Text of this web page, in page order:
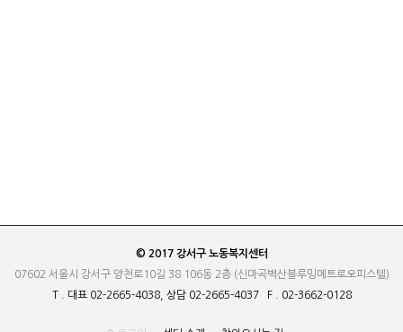
© 2017 강서구 노동복지센터
07602 서울시 강서구 양천로10길 38 106동 2층 (신마곡벽산블루밍메트로오피스텔)
T . 대표 02-2665-4038, 상담 02-2665-4037 F . 02-3662-0128